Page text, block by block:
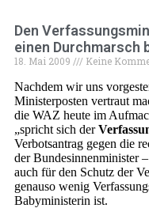
Den
einen Durchmarsch
18. Mai 2009 Keine
Nachdem wir uns
Ministerposten vertraut
die WAZ heute im
„spricht sich der
Verbotsantrag gegen die
der Bundesinnenminister
auch für den Schutz der
genauso wenig
Babyministerin ist.